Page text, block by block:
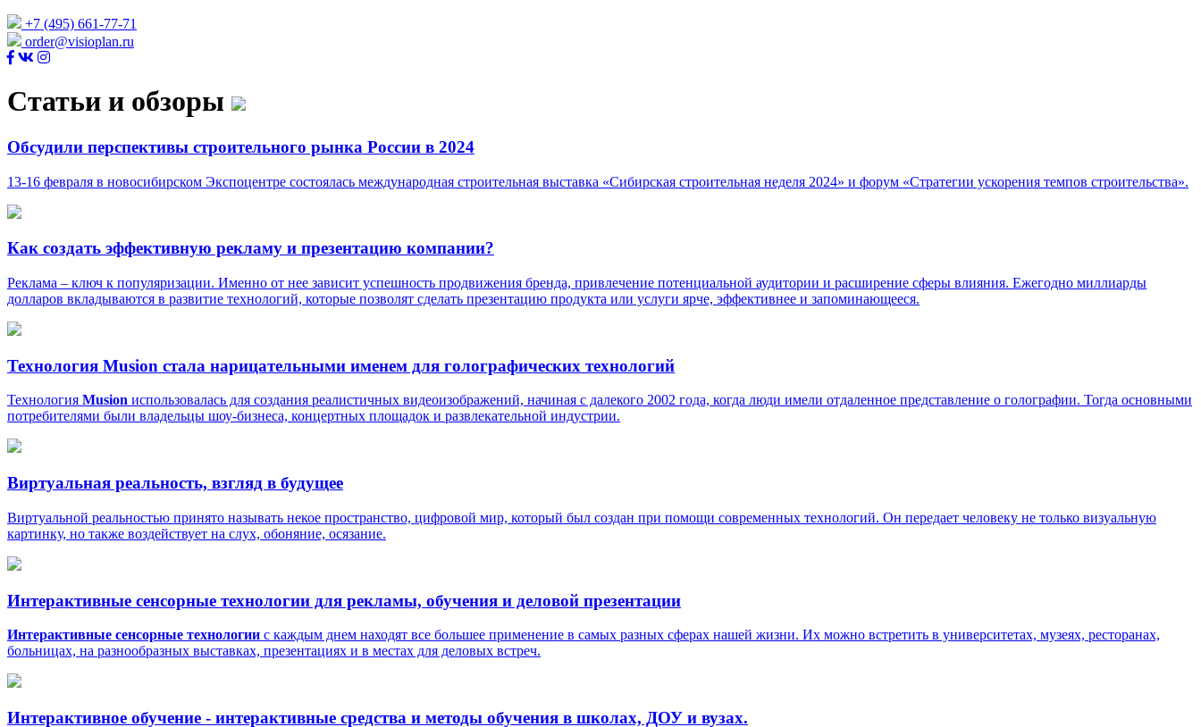
+7 (495) 661-77-71
order@visioplan.ru
Статьи и обзоры
Обсудили перспективы строительного рынка России в 2024
13-16 февраля в новосибирском Экспоцентре состоялась международная строительная выставка «Сибирская строительная неделя 2024» и форум «Стратегии ускорения темпов строительства».
Как создать эффективную рекламу и презентацию компании?
Реклама – ключ к популяризации. Именно от нее зависит успешность продвижения бренда, привлечение потенциальной аудитории и расширение сферы влияния. Ежегодно миллиарды
долларов вкладываются в развитие технологий, которые позволят сделать презентацию продукта или услуги ярче, эффективнее и запоминающееся.
Технология Musion стала нарицательными именем для голографических технологий
Технология Musion использовалась для создания реалистичных видеоизображений, начиная с далекого 2002 года, когда люди имели отдаленное представление о голографии. Тогда основными
потребителями были владельцы шоу-бизнеса, концертных площадок и развлекательной индустрии.
Виртуальная реальность, взгляд в будущее
Виртуальной реальностью принято называть некое пространство, цифровой мир, который был создан при помощи современных технологий. Он передает человеку не только визуальную
картинку, но также воздействует на слух, обоняние, осязание.
Интерактивные сенсорные технологии для рекламы, обучения и деловой презентации
Интерактивные сенсорные технологии с каждым днем находят все большее применение в самых разных сферах нашей жизни. Их можно встретить в университетах, музеях, ресторанах,
больницах, на разнообразных выставках, презентациях и в местах для деловых встреч.
Интерактивное обучение - интерактивные средства и методы обучения в школах, ДОУ и вузах.